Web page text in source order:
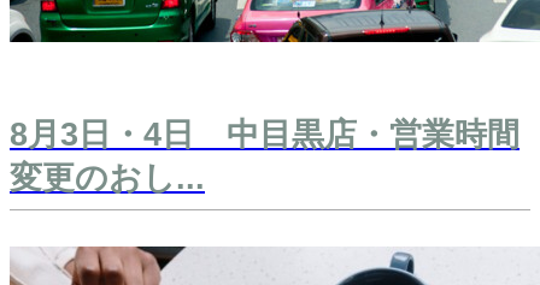
8月3日・4日 中目黒店・営業時間
変更のおし...